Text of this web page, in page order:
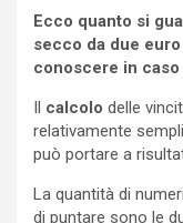
Ecco quanto si
secco da due
conoscere in caso
calcolo delle
relativamente
può portare a
La quantità di
di puntare sono le